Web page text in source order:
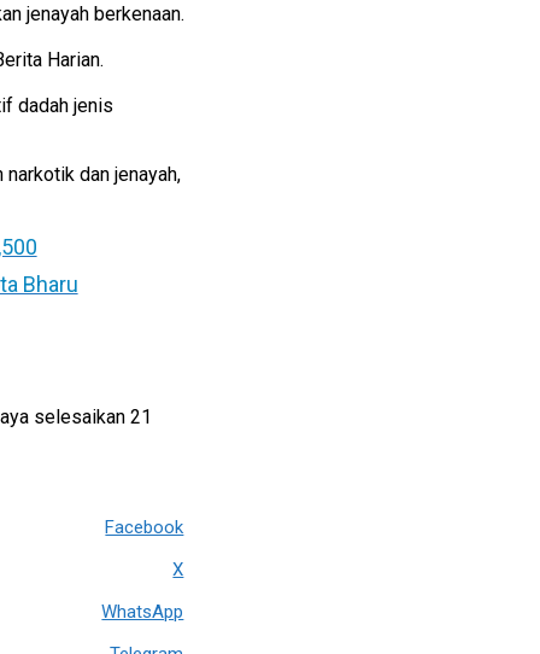
jenayah berkenaan.
Harian.
dadah jenis
dan jenayah,
Bharu
selesaikan 21
Facebook
X
WhatsApp